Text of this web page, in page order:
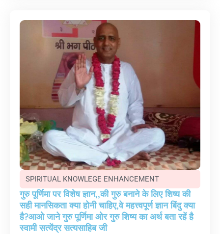
SPIRITUAL KNOWLEGE ENHANCEMENT
गुरु पूर्णिमा पर विशेष ज्ञान,,की गुरु बनाने के लिए शिष्य की
सही मानसिकता क्या होनी चाहिए,वे महत्त्वपूर्ण ज्ञान बिंदु क्या
है?आओ जाने गुरु पूर्णिमा ओर गुरु शिष्य का अर्थ बता रहें है
स्वामी सत्येंद्र सत्यसाहिब जी